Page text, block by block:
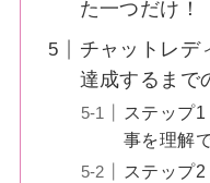
た一つだけ！
チャットレデ
達成するまで
ステップ
事を理解
ステップ